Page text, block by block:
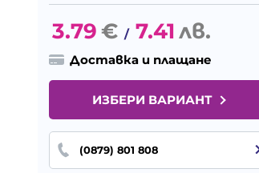
3.79€ / 7.41лв.
Доставка и плащане
ИЗБЕРИ ВАРИАНТ
(0879) 801 808